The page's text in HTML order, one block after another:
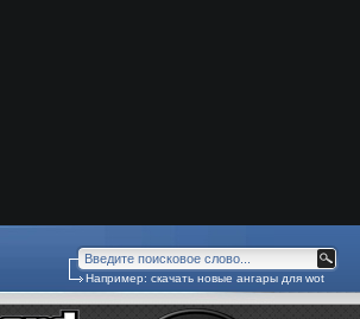
Например: скачать новые ангары для wot